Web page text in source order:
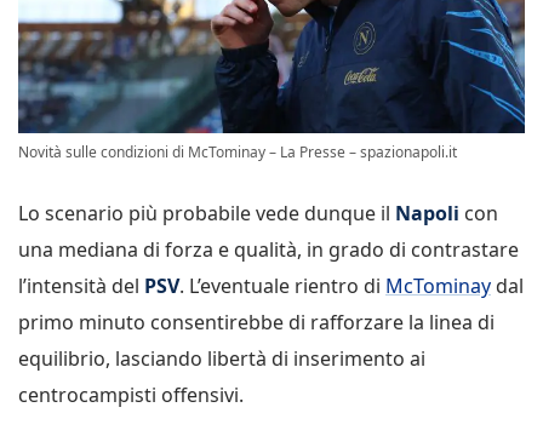
Novità sulle condizioni di McTominay – La Presse – spazionapoli.it
Lo scenario più probabile vede dunque il Napoli con
una mediana di forza e qualità, in grado di contrastare
l’intensità del PSV. L’eventuale rientro di McTominay dal
primo minuto consentirebbe di rafforzare la linea di
equilibrio, lasciando libertà di inserimento ai
centrocampisti offensivi.